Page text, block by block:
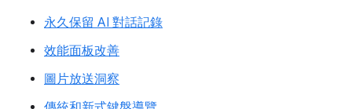
永久保留 AI 對話記錄
效能面板改善
圖片放送洞察